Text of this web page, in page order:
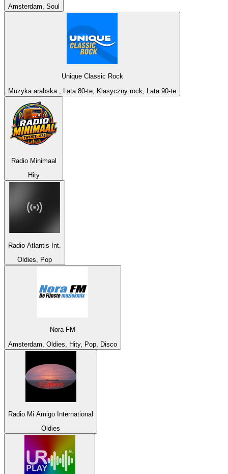
Amsterdam, Soul
Unique Classic Rock
Muzyka arabska , Lata 80-te, Klasyczny rock, Lata 90-te
Radio Minimaal
Hity
Radio Atlantis Int.
Oldies, Pop
Nora FM
Amsterdam, Oldies, Hity, Pop, Disco
Radio Mi Amigo International
Oldies